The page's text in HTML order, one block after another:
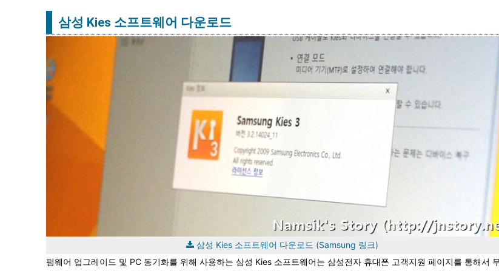
삼성 Kies 소프트웨어 다운로드
삼성 Kies 소프트웨어 다운로드 (Samsung 링크)
펌웨어 업그레이드 및 PC 동기화를 위해 사용하는 삼성 Kies 소프트웨어는 삼성전자 휴대폰 고객지원 페이지를 통해서